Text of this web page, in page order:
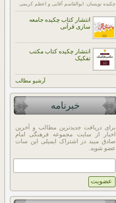
چکیده نویسان: ابوالقاسم آقایی و اعظم کریمی
انتشار کتاب چکیده جامعه
سازی قرآنی
انتشار چکیده کتاب مکتب
تفکیک
آرشيو مطالب
خبرنامه
برای دریافت جدیدترین مطالب و آخرین
اخبار از سایت مجموعه فرهنگی امام
صادق میبد در اشتراک ایمیلی این سات
عضو شوید.